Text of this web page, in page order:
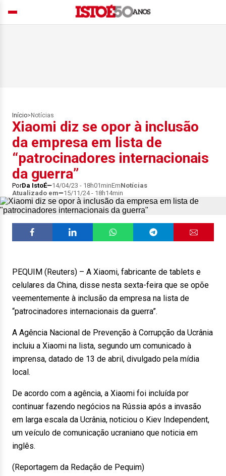
Início> Notícias
Xiaomi diz se opor à inclusão
da empresa em lista de
“patrocinadores internacionais
da guerra”
PorDa IstoÉ 14/04/23 - 18h01minEmNotícias
Atualizado em
15/11/24 - 18h14min
PEQUIM (Reuters) – A Xiaomi, fabricante de tablets e
celulares da China, disse nesta sexta-feira que se opõe
veementemente à inclusão da empresa na lista de
“patrocinadores internacionais da guerra”.
A Agência Nacional de Prevenção à Corrupção da Ucrânia
incluiu a Xiaomi na lista, segundo um comunicado à
imprensa, datado de 13 de abril, divulgado pela mídia
local.
De acordo com a agência, a Xiaomi foi incluída por
continuar fazendo negócios na Rússia após a invasão
em larga escala da Ucrânia, noticiou o Kiev Independent,
um veículo de comunicação ucraniano que noticia em
inglês.
(Reportagem da Redação de Pequim)